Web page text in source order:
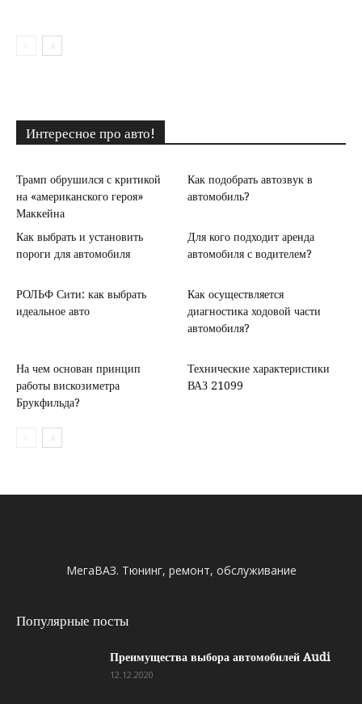
Интересное про авто!
Трамп обрушился с критикой
на «американского героя»
Маккейна
Как подобрать автозвук в
автомобиль?
Как выбрать и установить
пороги для автомобиля
Для кого подходит аренда
автомобиля с водителем?
РОЛЬФ Сити: как выбрать
идеальное авто
Как осуществляется
диагностика ходовой части
автомобиля?
На чем основан принцип
работы вискозиметра
Брукфильда?
Технические характеристики
ВАЗ 21099
МегаВАЗ. Тюнинг, ремонт, обслуживание
Популярные посты
Преимущества выбора автомобилей Audi
12.12.2020